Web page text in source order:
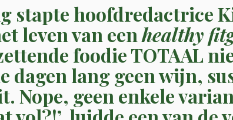
stapte hoofdredactrice
leven van een healthy
foodie TOTAAL
dagen lang geen wijn,
Nope, geen enkele